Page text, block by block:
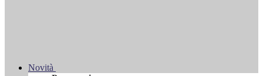
Novità